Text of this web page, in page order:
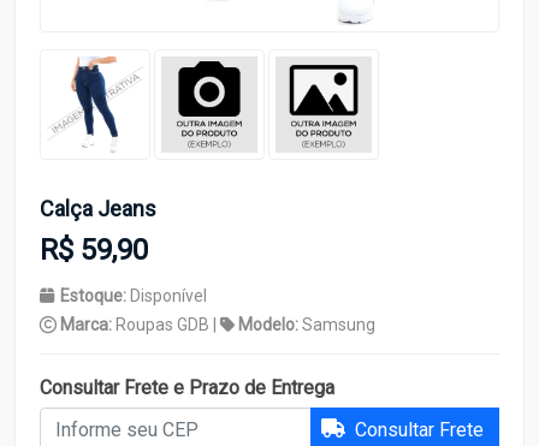
Calça Jeans
R$ 59,90
Estoque: Disponível
Marca: Roupas GDB | Modelo:Samsung
Consultar Frete e Prazo de Entrega
Consultar Frete